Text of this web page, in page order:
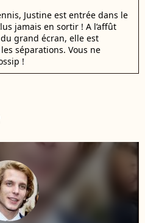
Justine est entrée dans le
jamais en sortir ! A l’affût
grand écran, elle est
séparations. Vous ne
!